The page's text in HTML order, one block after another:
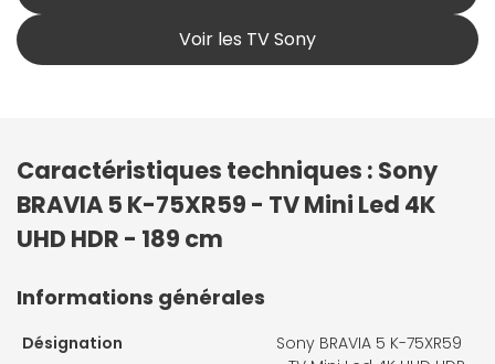
Voir les TV Sony
Caractéristiques techniques : Sony
BRAVIA 5 K-75XR59 - TV Mini Led 4K
UHD HDR - 189 cm
Informations générales
Désignation
Sony BRAVIA 5 K-75XR59